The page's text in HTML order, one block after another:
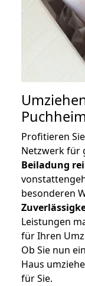
Puchheim
Profitieren
Netzwerk für
Beiladung
besonderen
Leistungen
für Ihren
Ob Sie nun
Haus
für Sie.